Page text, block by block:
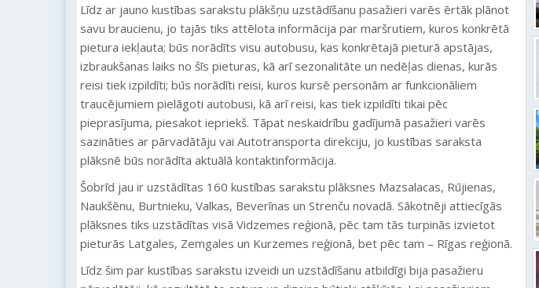
Līdz ar jauno kustības sarakstu plākšņu uzstādīšanu pasažieri varēs ērtāk plānot
savu braucienu, jo tajās tiks attēlota informācija par maršrutiem, kuros konkrētā
pietura iekļauta; būs norādīts visu autobusu, kas konkrētajā pieturā apstājas,
izbraukšanas laiks no šīs pieturas, kā arī sezonalitāte un nedēļas dienas, kurās
reisi tiek izpildīti; būs norādīti reisi, kuros kursē personām ar funkcionāliem
traucējumiem pielāgoti autobusi, kā arī reisi, kas tiek izpildīti tikai pēc
pieprasījuma, piesakot iepriekš. Tāpat neskaidrību gadījumā pasažieri varēs
sazināties ar pārvadātāju vai Autotransporta direkciju, jo kustības saraksta
plāksnē būs norādīta aktuālā kontaktinformācija.
Šobrīd jau ir uzstādītas 160 kustības sarakstu plāksnes Mazsalacas, Rūjienas,
Naukšēnu, Burtnieku, Valkas, Beverīnas un Strenču novadā. Sākotnēji attiecīgās
plāksnes tiks uzstādītas visā Vidzemes reģionā, pēc tam tās turpinās izvietot
pieturās Latgales, Zemgales un Kurzemes reģionā, bet pēc tam – Rīgas reģionā.
Līdz šim par kustības sarakstu izveidi un uzstādīšanu atbildīgi bija pasažieru